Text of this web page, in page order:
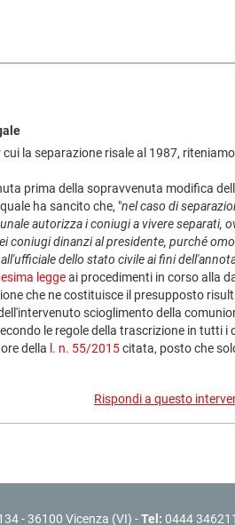
la separazione risale al 1987,
prima della sopravvenuta modifica
quale ha sancito che, "nel caso di
autorizza i coniugi a vivere separati,
coniugi dinanzi al presidente, purché
dello stato civile ai fini
leggeai procedimenti in corso alla
che ne costituisce il presupposto
scioglimento della
le regole della trascrizione in tutti i
della l. n. 55/2015citata, posto che
Rispondi a questo
- 36100 Vicenza (VI) -Tel: 0444